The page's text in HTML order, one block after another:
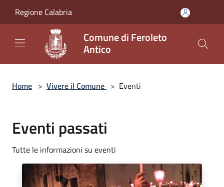
Regione Calabria
Comune di Feroleto
Antico
Home > Vivere il Comune > Eventi
Eventi passati
Tutte le informazioni su eventi